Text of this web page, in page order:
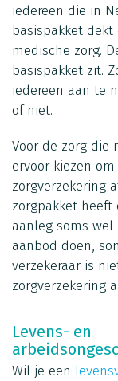
iedereen die in
basispakket
medische zorg.
basispakket zit.
iedereen aan te
of niet.
Voor de zorg die
ervoor kiezen
zorgverzekering
zorgpakket heeft
aanleg soms wel
aanbod doen,
verzekeraar is
zorgverzekering
Levens- en
Wil je een